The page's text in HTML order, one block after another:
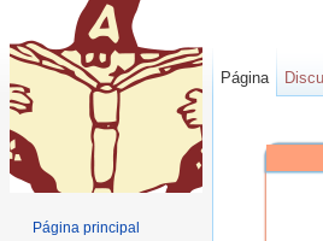
Página
Página principal